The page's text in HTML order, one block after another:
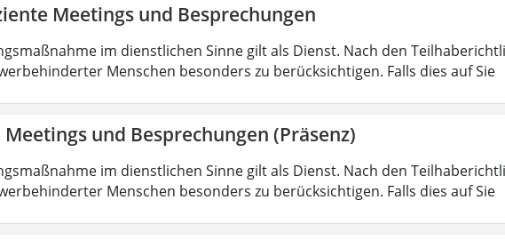
Meetings und Besprechungen
im dienstlichen Sinne gilt als Dienst. Nach den
Menschen besonders zu berücksichtigen. Falls dies auf Sie
und Besprechungen (Präsenz)
im dienstlichen Sinne gilt als Dienst. Nach den
Menschen besonders zu berücksichtigen. Falls dies auf Sie